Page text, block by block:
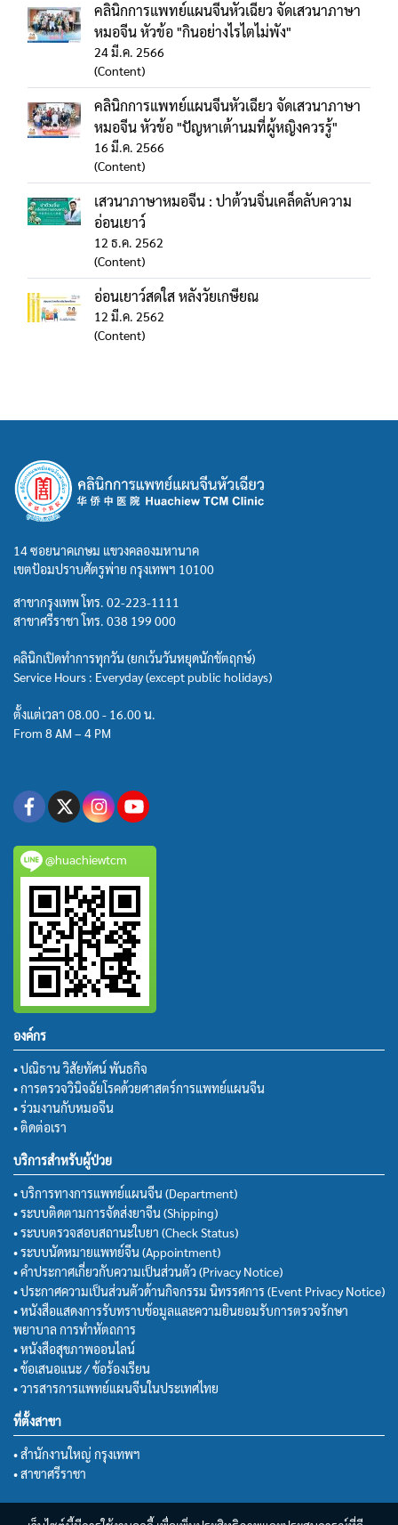
คลินิกการแพทย์แผนจีนหัวเฉียว จัดเสวนาภาษา
หมอจีน หัวข้อ "กินอย่างไรไตไม่พัง"
24 มี.ค. 2566
(Content)
คลินิกการแพทย์แผนจีนหัวเฉียว จัดเสวนาภาษา
หมอจีน หัวข้อ "ปัญหาเต้านมที่ผู้หญิงควรรู้"
16 มี.ค. 2566
(Content)
เสวนาภาษาหมอจีน : ปาต้วนจิ่นเคล็ดลับความ
อ่อนเยาว์
12 ธ.ค. 2562
(Content)
อ่อนเยาว์สดใส หลังวัยเกษียณ
12 มี.ค. 2562
(Content)
14 ซอยนาคเกษม แขวงคลองมหานาค
เขตป้อมปราบศัตรูพ่าย กรุงเทพฯ 10100
สาขากรุงเทพ โทร. 02-223-1111
สาขาศรีราชา โทร. 038 199 000
คลินิกเปิดทำการทุกวัน (ยกเว้นวันหยุดนักขัตฤกษ์)
Service Hours : Everyday (except public holidays)
ตั้งแต่เวลา 08.00 - 16.00 น.
From 8 AM – 4 PM
@huachiewtcm
องค์กร
• ปณิธาน วิสัยทัศน์ พันธกิจ
• การตรวจวินิจฉัยโรคด้วยศาสตร์การแพทย์แผนจีน
• ร่วมงานกับหมอจีน
• ติดต่อเรา
บริการสำหรับผู้ป่วย
• บริการทางการแพทย์แผนจีน (Department)
• ระบบติดตามการจัดส่งยาจีน (Shipping)
• ระบบตรวจสอบสถานะใบยา (Check Status)
• ระบบนัดหมายแพทย์จีน (Appointment)
• คำประกาศเกี่ยวกับความเป็นส่วนตัว (Privacy Notice)
• ประกาศความเป็นส่วนตัวด้านกิจกรรม นิทรรศการ (Event Privacy Notice)
• หนังสือแสดงการรับทราบข้อมูลและความยินยอมรับการตรวจรักษา
พยาบาล การทำหัตถการ
• หนังสือสุขภาพออนไลน์
• ข้อเสนอแนะ / ข้อร้องเรียน
• วารสารการแพทย์แผนจีนในประเทศไทย
ที่ตั้งสาขา
• สำนักงานใหญ่ กรุงเทพฯ
• สาขาศรีราชา